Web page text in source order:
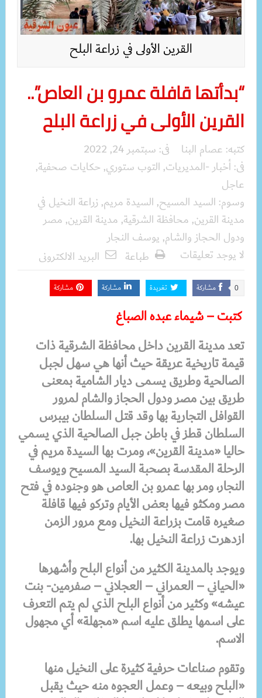
القرين الأولى في زراعة البلح
“بدأتها قافلة عمرو بن العاص”..
القرين الأولى في زراعة البلح
كتبه: عصام البنا فى: سبتمبر 24, 2022
فى:أخبار -المديريات, التوب ستوري, حكايات صحفية,
عاجل
وسوم: السيد المسيح, السيدة مريم, زراعة النخيل في
مدينة القرين, محافظة الشرقية, مدينة القرين, مصر
ودول الحجاز والشام, يوسف النجار
لا يوجد تعليقات
طباعة البريد الالكترونى
مشاركة 0 تغريدة مشاركة مشاركة
كتبت – شيماء عبده الصباغ
تعد مدينة القرين داخل محافظة الشرقية ذات
قيمة تاريخية عريقة حيث أنها هي سهل لجبل
الصالحية وطريق يسمى ديار الشامية بمعنى
طريق بين مصر ودول الحجاز والشام لمرور
القوافل التجارية بها وقد قتل السلطان بيبرس
السلطان قطز في باطن جبل الصالحية الذي يسمي
حاليا «مدينة القرين»، ومرت بها السيدة مريم في
الرحلة المقدسة بصحبة السيد المسيح ويوسف
النجار، ومر بها عمرو بن العاص هو وجنوده في فتح
مصر ومكثو فيها بعض الأيام وتركو فيها قافلة
صغيره قامت بزراعة النخيل ومع مرور الزمن
ازدهرت زراعة النخيل بها.
ويوجد بالمدينة الكثير من أنواع البلح وأشهرها
«الحياني – العمراني – العجلاني – صفرمين- بنت
عيشه» وكثير من أنواع البلح الذي لم يتم التعرف
على اسمها يطلق عليه اسم «مجهلة» أي مجهول
الاسم.
وتقوم صناعات حرفية كثيرة على النخيل منها
«البلح وبيعه – وعمل العجوه منه حيث يقبل